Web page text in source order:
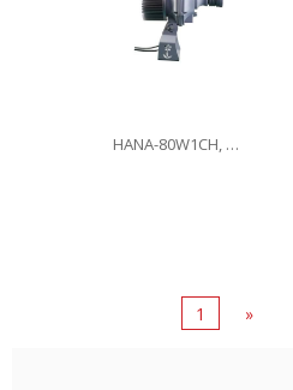
HANA-80W1CH, 80W
1 »